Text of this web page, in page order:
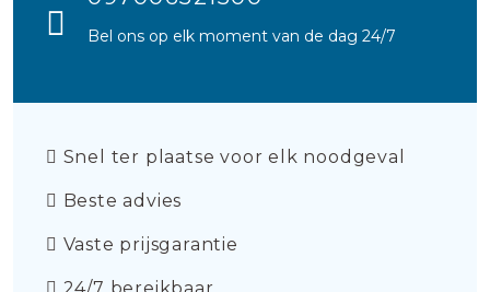
Bel ons op elk moment van de dag 24/7
Snel ter plaatse voor elk noodgeval
Beste advies
Vaste prijsgarantie